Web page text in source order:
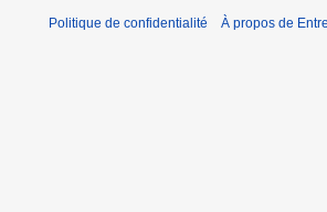
Politique de confidentialité À propos de